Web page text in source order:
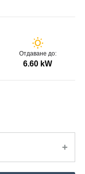
wb_sunny
Отдаване до:
6.60 kW